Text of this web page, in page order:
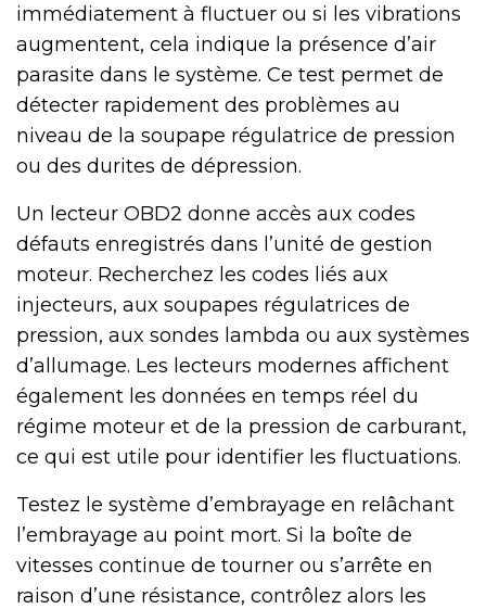
immédiatement à fluctuer ou si les vibrations
augmentent, cela indique la présence d’air
parasite dans le système. Ce test permet de
détecter rapidement des problèmes au
niveau de la soupape régulatrice de pression
ou des durites de dépression.
Un lecteur OBD2 donne accès aux codes
défauts enregistrés dans l’unité de gestion
moteur. Recherchez les codes liés aux
injecteurs, aux soupapes régulatrices de
pression, aux sondes lambda ou aux systèmes
d’allumage. Les lecteurs modernes affichent
également les données en temps réel du
régime moteur et de la pression de carburant,
ce qui est utile pour identifier les fluctuations.
Testez le système d’embrayage en relâchant
l’embrayage au point mort. Si la boîte de
vitesses continue de tourner ou s’arrête en
raison d’une résistance, contrôlez alors les